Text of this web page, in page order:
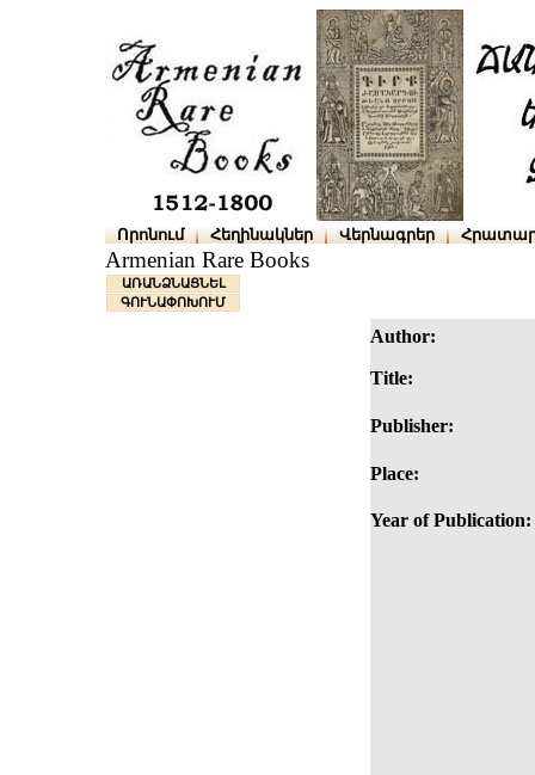
Որոնում Հեղինակներ Վերնագրեր
Armenian Rare Books
ԱՌԱՆՁՆԱՑՆԵԼ
ԳՈՒՆԱՓՈԽՈՒՄ
Author:
Title:
Publisher:
Place:
Year of Publication: